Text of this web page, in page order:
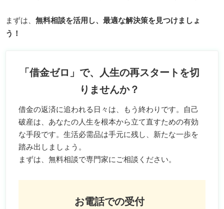
まずは、無料相談を活用し、最適な解決策を見つけましょ
う！
「借金ゼロ」で、人生の再スタートを切
りませんか？
借金の返済に追われる日々は、もう終わりです。自己
破産は、あなたの人生を根本から立て直すための有効
な手段です。生活必需品は手元に残し、新たな一歩を
踏み出しましょう。
まずは、無料相談で専門家にご相談ください。
お電話での受付